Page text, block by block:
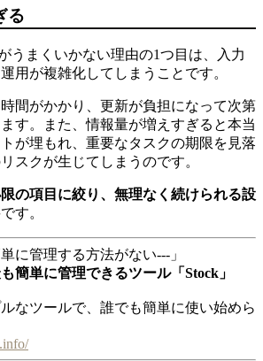
る
うまくいかない理由の1つ目は、入力
用が複雑化してしまうことです。
間がかかり、更新が負担になって次第
す。また、情報量が増えすぎると本当
が埋もれ、重要なタスクの期限を見落
スクが生じてしまうのです。
の項目に絞り、無理なく続けられる設
す。
に管理する方法がない---」
簡単に管理できるツール「Stock」
なツールで、誰でも簡単に使い始めら